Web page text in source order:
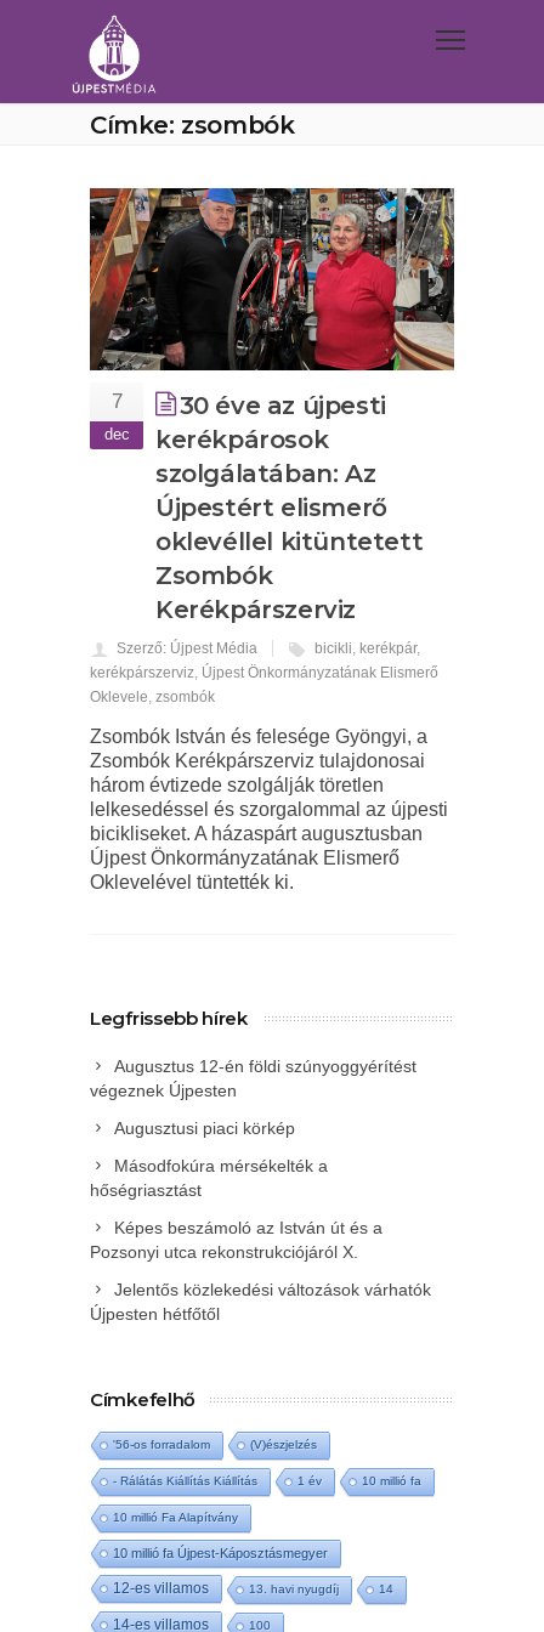
Címke: zsombók
7
dec
30 éve az újpesti
kerékpárosok
szolgálatában: Az
Újpestért elismerő
oklevéllel kitüntetett
Zsombók
Kerékpárszerviz
Szerző: Újpest Média bicikli, kerékpár,
kerékpárszerviz, Újpest Önkormányzatának Elismerő
Oklevele, zsombók
Zsombók István és felesége Gyöngyi, a
Zsombók Kerékpárszerviz tulajdonosai
három évtizede szolgálják töretlen
lelkesedéssel és szorgalommal az újpesti
bicikliseket. A házaspárt augusztusban
Újpest Önkormányzatának Elismerő
Oklevelével tüntették ki.
Legfrissebb hírek
Augusztus 12-én földi szúnyoggyérítést
végeznek Újpesten
Augusztusi piaci körkép
Másodfokúra mérsékelték a
hőségriasztást
Képes beszámoló az István út és a
Pozsonyi utca rekonstrukciójáról X.
Jelentős közlekedési változások várhatók
Újpesten hétfőtől
Címkefelhő
'56-os forradalom (V)észjelzés
- Rálátás Kiállítás Kiállítás 1 év 10 millió fa
10 millió Fa Alapítvány
10 millió fa Újpest-Káposztásmegyer
12-es villamos 13. havi nyugdíj 14
14-es villamos 100